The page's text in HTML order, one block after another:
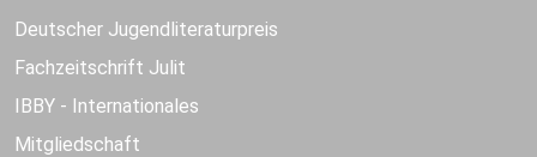
Deutscher Jugendliteraturpreis
Fachzeitschrift Julit
IBBY - Internationales
Mitgliedschaft